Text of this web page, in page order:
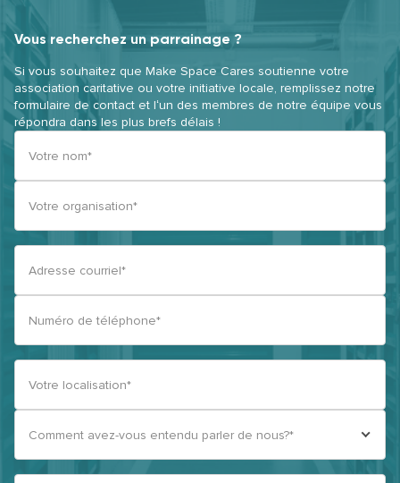
Vous recherchez un parrainage ?
Si vous souhaitez que Make Space Cares soutienne votre
association caritative ou votre initiative locale, remplissez notre
formulaire de contact et lʻun des membres de notre équipe vous
répondra dans les plus brefs délais !
Votre nom*
Votre organisation*
Adresse courriel*
Numéro de téléphone*
Votre localisation*
Comment avez-vous entendu parler de nous?*